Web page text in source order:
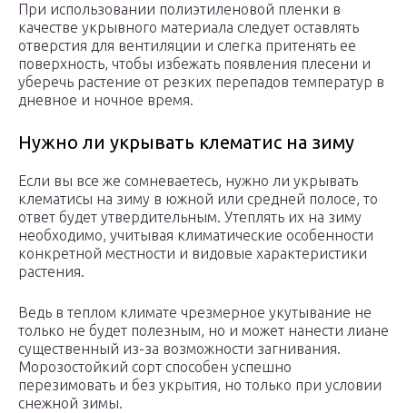
При использовании полиэтиленовой пленки в
качестве укрывного материала следует оставлять
отверстия для вентиляции и слегка притенять ее
поверхность, чтобы избежать появления плесени и
уберечь растение от резких перепадов температур в
дневное и ночное время.
Нужно ли укрывать клематис на зиму
Если вы все же сомневаетесь, нужно ли укрывать
клематисы на зиму в южной или средней полосе, то
ответ будет утвердительным. Утеплять их на зиму
необходимо, учитывая климатические особенности
конкретной местности и видовые характеристики
растения.
Ведь в теплом климате чрезмерное укутывание не
только не будет полезным, но и может нанести лиане
существенный из-за возможности загнивания.
Морозостойкий сорт способен успешно
перезимовать и без укрытия, но только при условии
снежной зимы.